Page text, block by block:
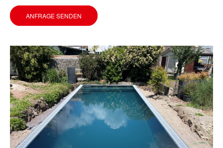
ANFRAGE SENDEN